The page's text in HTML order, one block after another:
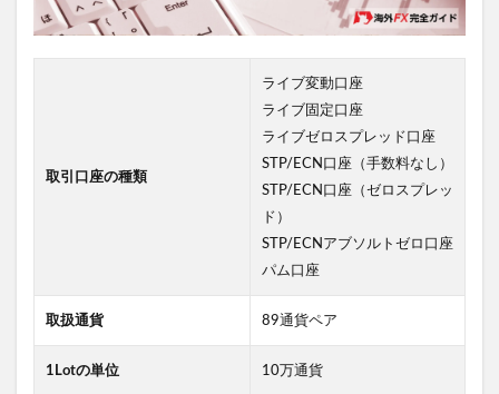
取引口座の種類
ライブ変動口座
ライブ固定口座
ライブゼロスプレッド口座
STP/ECN口座（手数料なし）
STP/ECN口座（ゼロスプレッ
ド）
STP/ECNアブソルトゼロ口座
パム口座
取扱通貨 89通貨ペア
1Lotの単位 10万通貨